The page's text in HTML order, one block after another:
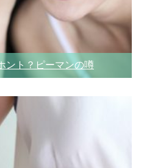
ント？ピーマンの噂